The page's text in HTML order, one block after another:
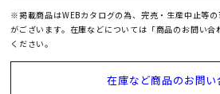
※掲載商品はWEBカタログの為、完売・生産中止等
がございます。在庫などについては「商品のお問い
ください。
在庫など商品のお問い